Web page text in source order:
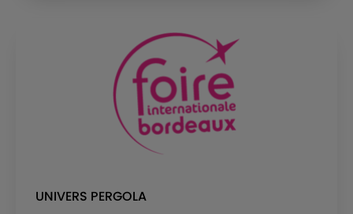
UNIVERS PERGOLA